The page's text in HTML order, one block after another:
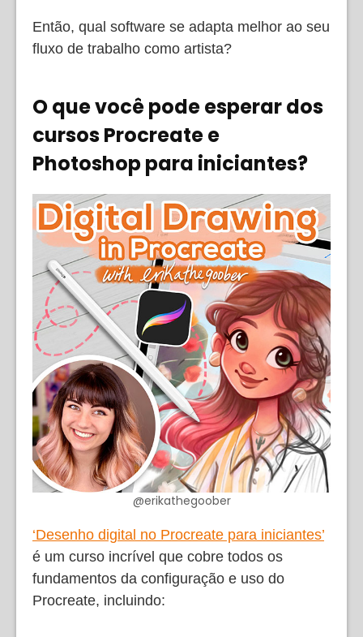
Então, qual software se adapta melhor ao seu
fluxo de trabalho como artista?
O que você pode esperar dos
cursos Procreate e
Photoshop para iniciantes?
@erikathegoober
‘Desenho digital no Procreate para iniciantes’
é um curso incrível que cobre todos os
fundamentos da configuração e uso do
Procreate, incluindo: